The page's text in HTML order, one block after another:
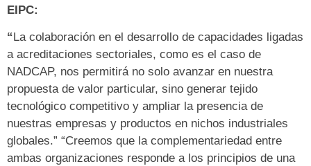
EIPC:
“ La colaboración en el desarrollo de capacidades ligadas
a acreditaciones sectoriales, como es el caso de
NADCAP, nos permitirá no solo avanzar en nuestra
propuesta de valor particular, sino generar tejido
tecnológico competitivo y ampliar la presencia de
nuestras empresas y productos en nichos industriales
globales.” “Creemos que la complementariedad entre
ambas organizaciones responde a los principios de una